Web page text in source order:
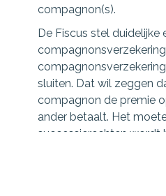
compagnon(s).
De Fiscus stel duidelijke
sluiten. Dat wil zeggen
compagnon de premie
ander betaalt. Het
successierechten wordt